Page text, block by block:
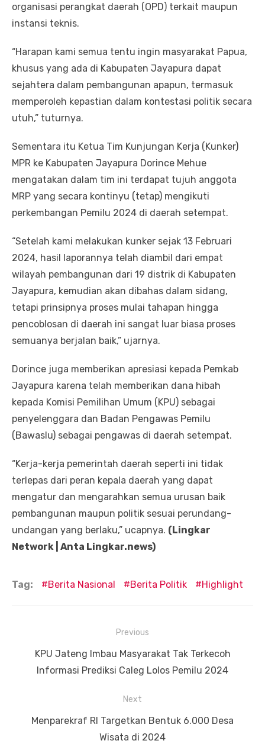
organisasi perangkat daerah (OPD) terkait maupun
instansi teknis.
“Harapan kami semua tentu ingin masyarakat Papua,
khusus yang ada di Kabupaten Jayapura dapat
sejahtera dalam pembangunan apapun, termasuk
memperoleh kepastian dalam kontestasi politik secara
utuh,” tuturnya.
Sementara itu Ketua Tim Kunjungan Kerja (Kunker)
MPR ke Kabupaten Jayapura Dorince Mehue
mengatakan dalam tim ini terdapat tujuh anggota
MRP yang secara kontinyu (tetap) mengikuti
perkembangan Pemilu 2024 di daerah setempat.
“Setelah kami melakukan kunker sejak 13 Februari
2024, hasil laporannya telah diambil dari empat
wilayah pembangunan dari 19 distrik di Kabupaten
Jayapura, kemudian akan dibahas dalam sidang,
tetapi prinsipnya proses mulai tahapan hingga
pencoblosan di daerah ini sangat luar biasa proses
semuanya berjalan baik,” ujarnya.
Dorince juga memberikan apresiasi kepada Pemkab
Jayapura karena telah memberikan dana hibah
kepada Komisi Pemilihan Umum (KPU) sebagai
penyelenggara dan Badan Pengawas Pemilu
(Bawaslu) sebagai pengawas di daerah setempat.
“Kerja-kerja pemerintah daerah seperti ini tidak
terlepas dari peran kepala daerah yang dapat
mengatur dan mengarahkan semua urusan baik
pembangunan maupun politik sesuai perundang-
undangan yang berlaku,” ucapnya. (Lingkar
Network | Anta Lingkar.news)
Tag: Berita Nasional Berita Politik Highlight
Previous
Previous
post:
KPU Jateng Imbau Masyarakat Tak Terkecoh
Informasi Prediksi Caleg Lolos Pemilu 2024
Next
NextMenparekraf RI Targetkan Bentuk 6.000 Desa
Wisata di 2024